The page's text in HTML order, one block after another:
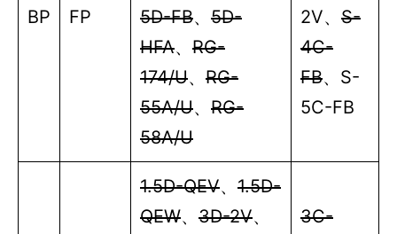
BP FP
5D-FB、 5D-
HFA、 RG-
174/U、 RG-
55A/U、 RG-
58A/U
2V、 S-
4C-
FB、 S-
5C-FB
1.5D-QEV、 1.5D-
QEW、 3D-2V、
3C-